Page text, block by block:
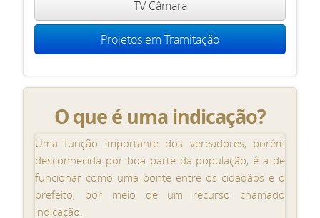
TV Câmara
Projetos em Tramitação
O que é uma indicação?
Uma função importante dos vereadores, porém
desconhecida por boa parte da população, é a de
funcionar como uma ponte entre os cidadãos e o
prefeito, por meio de um recurso chamado
indicação.